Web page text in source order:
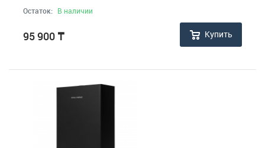
Остаток: В наличии
95 900 ₸ Купить